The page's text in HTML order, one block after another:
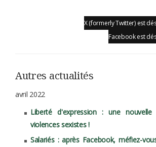
X (formerly Twitter) est
Facebook est
Autres actualités
avril 2022
Liberté d'expression : une
violences sexistes !
Salariés : après Facebook, méfiez-